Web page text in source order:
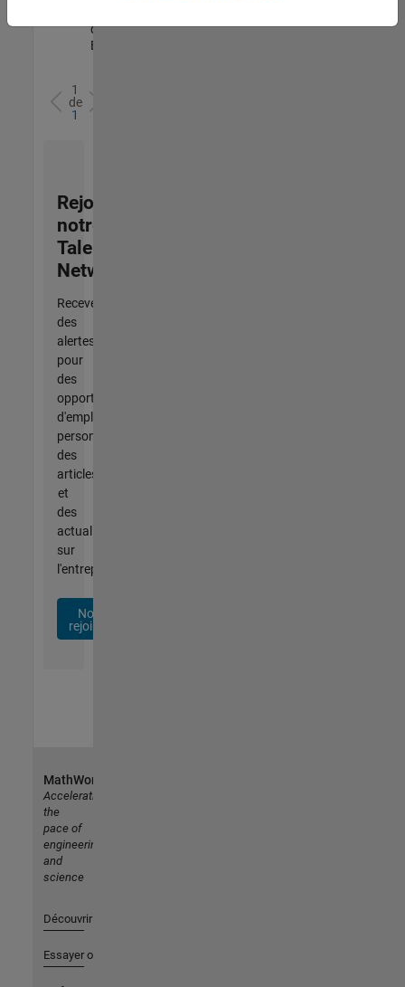
qualité |
Expérimenté(e)
1
de
1
Rejoignez
notre
Talent
Network
Recevez
des
alertes
pour
des
opportunités
d'emploi
personnalisées,
des
articles
et
des
actualités
sur
l'entreprise.
Nous
rejoindre
MathWorks
Accelerating
the
pace of
engineering
and
science
Découvrir les produits
Essayer ou acheter